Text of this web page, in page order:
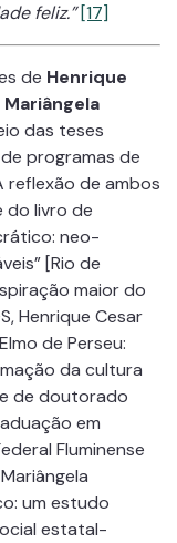
feliz.” [17]
de Henrique
Mariângela
das teses
programas de
reflexão de ambos
do livro de
neo-
[Rio de
maior do
Henrique Cesar
de Perseu:
da cultura
de doutorado
em
Fluminense
um estudo
estatal-